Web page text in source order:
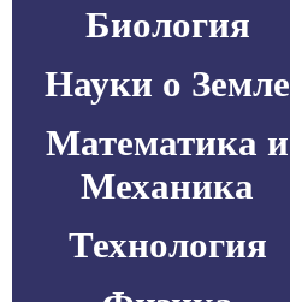
Биология
Науки о Земле
Математика и
Механика
Технология